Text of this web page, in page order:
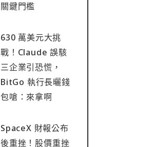
關鍵門檻
630 萬美元大挑
戰！Claude 誤駭
三企業引恐慌，
BitGo 執行長曬錢
包嗆：來拿啊
SpaceX 財報公布
後重挫！股價重挫